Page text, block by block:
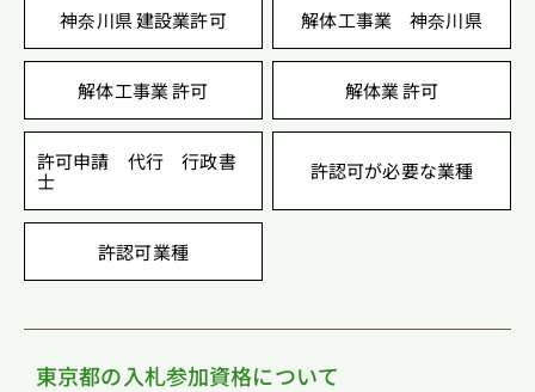
神奈川県 建設業許可 解体工事業 神奈川県
解体工事業 許可 解体業 許可
許可申請 代行 行政書
士
許認可が必要な業種
許認可業種
東京都の入札参加資格について